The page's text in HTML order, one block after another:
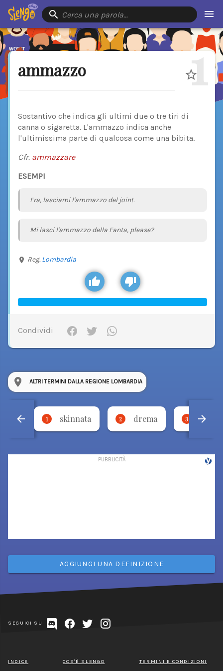
Cerca una parola…
ammazzo 1
Sostantivo che indica gli ultimi due o tre tiri di
canna o sigaretta. L'ammazzo indica anche
l'ultimissima parte di qualcosa come una bibita.
Cfr. ammazzare
ESEMPI
Fra, lasciami l'ammazzo del joint.
Mi lasci l'ammazzo della Fanta, please?
Reg. Lombardia
Condividi
ALTRI TERMINI DALLA REGIONE LOMBARDIA
1 skinnata 2 drema 3
AGGIUNGI UNA DEFINIZIONE
SEGUICI SU
INDICE COS'È SLENGO TERMINI E CONDIZIONI